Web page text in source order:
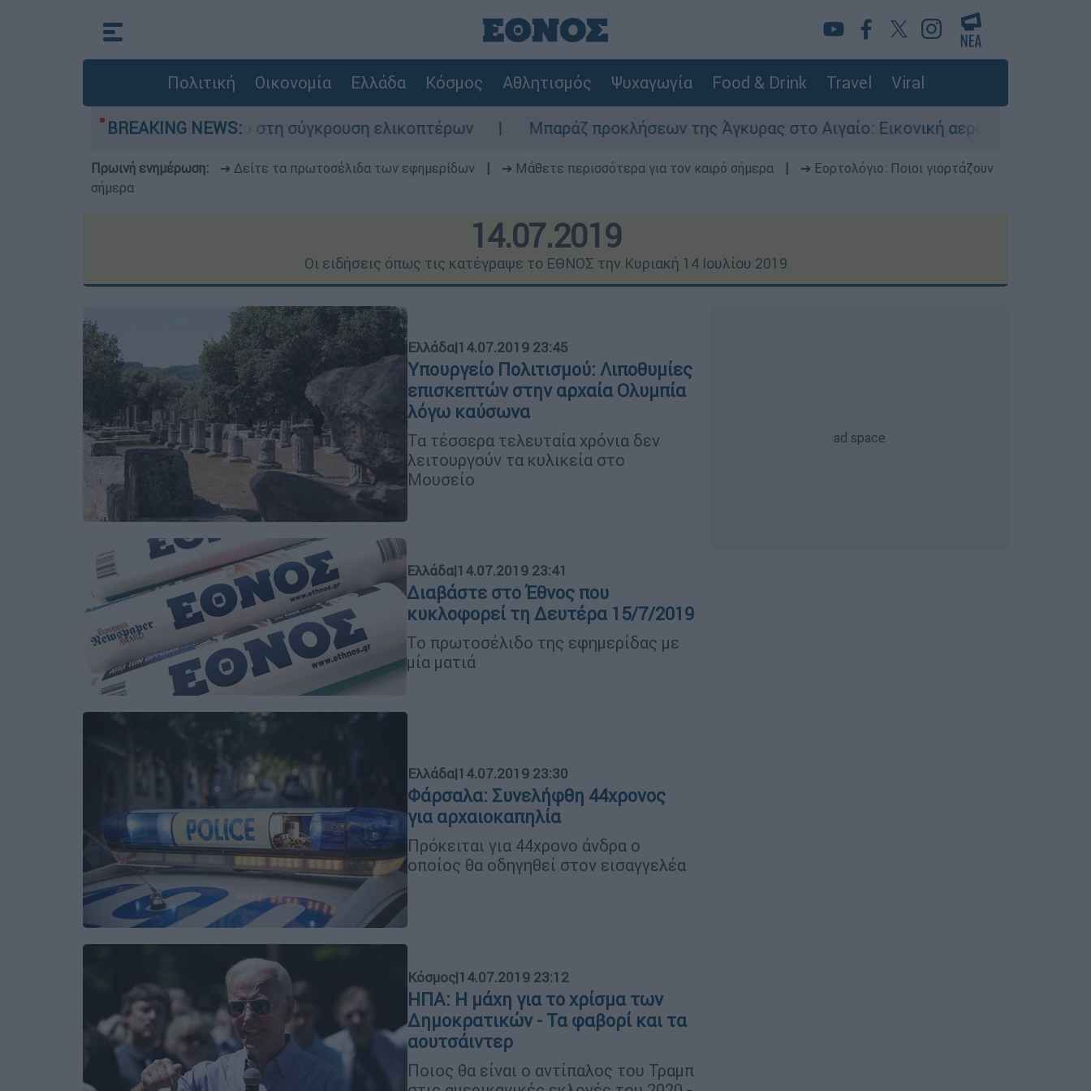
Πολιτική Οικονομία Ελλάδα Κόσμος Αθλητισμός Ψυχαγωγία Food & Drink Travel Viral
BREAKING NEWS:
τη ζωή του στη σύγκρουση ελικοπτέρων Μπαράζ προκλήσεων της Άγκυρας στο Αιγαίο: Εικονική αερομαχία ανάμεσα σε ελληνικά
Πρωινή ενημέρωση: ➔ Δείτε τα πρωτοσέλιδα των εφημερίδων ➔ Μάθετε περισσότερα για τον καιρό σήμερα
➔ Εορτολόγιο: Ποιοι γιορτάζουν
σήμερα
14.07.2019
Οι ειδήσεις όπως τις κατέγραψε το ΕΘΝΟΣ την Κυριακή 14 Ιουλίου 2019
Ελλάδα|14.07.2019 23:45
Υπουργείο Πολιτισμού: Λιποθυμίες
επισκεπτών στην αρχαία Ολυμπία
λόγω καύσωνα
Τα τέσσερα τελευταία χρόνια δεν
λειτουργούν τα κυλικεία στο
Μουσείο
Ελλάδα|14.07.2019 23:41
Διαβάστε στο Έθνος που
κυκλοφορεί τη Δευτέρα 15/7/2019
Το πρωτοσέλιδο της εφημερίδας με
μία ματιά
Ελλάδα|14.07.2019 23:30
Φάρσαλα: Συνελήφθη 44χρονος
για αρχαιοκαπηλία
Πρόκειται για 44χρονο άνδρα ο
οποίος θα οδηγηθεί στον εισαγγελέα
Κόσμος|14.07.2019 23:12
ΗΠΑ: Η μάχη για το χρίσμα των
Δημοκρατικών - Τα φαβορί και τα
αουτσάιντερ
Ποιος θα είναι ο αντίπαλος του Τραµπ